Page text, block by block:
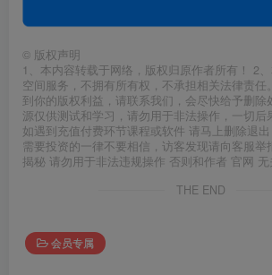
© 版权声明
1、本内容转载于网络，版权归原作者所有！ 2
空间服务，不拥有所有权，不承担相关法律责任
到你的版权利益，请联系我们，会尽快给予删除
源仅供测试和学习，请勿用于非法操作，一切后
如遇到充值付费环节课程或软件 请马上删除退
需要投资的一律不要相信，访客发现请向客服举
揭秘 请勿用于非法违规操作 否则和作者 官网 无
THE END
会员专属